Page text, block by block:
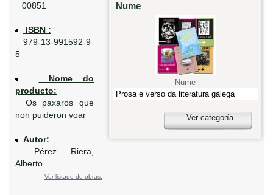
Nume
Nume
Prosa e verso da literatura galega
Ver categoría
00851
ISBN :
979-13-991592-9-
5
Nome do
producto:
Os paxaros que
non puideron voar
Autor:
Pérez Riera,
Alberto
Ver listado de obras.